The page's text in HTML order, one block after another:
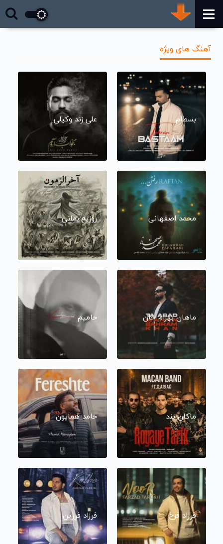
آهنگ های ویژه
بسطام علی زند وکیلی
محمد اصفهانی روزبه بمانی
ماهان بهرام خان حامیم
ماکان بند حامد همایون
فرزاد فرخ فرزاد فرزین